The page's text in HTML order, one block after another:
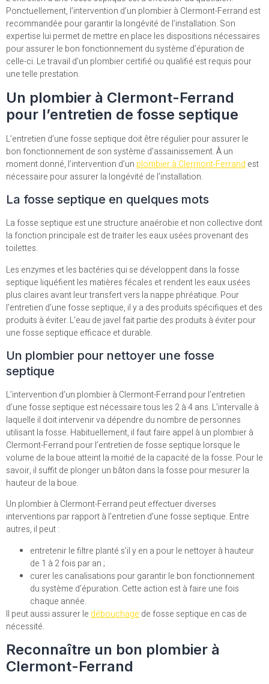
Ponctuellement, l’intervention d’un plombier à Clermont-Ferrand est
recommandée pour garantir la longévité de l’installation. Son
expertise lui permet de mettre en place les dispositions nécessaires
pour assurer le bon fonctionnement du système d’épuration de
celle-ci. Le travail d’un plombier certifié ou qualifié est requis pour
une telle prestation.
Un plombier à Clermont-Ferrand
pour l’entretien de fosse septique
L’entretien d’une fosse septique doit être régulier pour assurer le
bon fonctionnement de son système d’assainissement. À un
moment donné, l’intervention d’un plombier à Clermont-Ferrand est
nécessaire pour assurer la longévité de l’installation.
La fosse septique en quelques mots
La fosse septique est une structure anaérobie et non collective dont
la fonction principale est de traiter les eaux usées provenant des
toilettes.
Les enzymes et les bactéries qui se développent dans la fosse
septique liquéfient les matières fécales et rendent les eaux usées
plus claires avant leur transfert vers la nappe phréatique. Pour
l’entretien d’une fosse septique, il y a des produits spécifiques et des
produits à éviter. L’eau de javel fait partie des produits à éviter pour
une fosse septique efficace et durable.
Un plombier pour nettoyer une fosse
septique
L’intervention d’un plombier à Clermont-Ferrand pour l’entretien
d’une fosse septique est nécessaire tous les 2 à 4 ans. L’intervalle à
laquelle il doit intervenir va dépendre du nombre de personnes
utilisant la fosse. Habituellement, il faut faire appel à un plombier à
Clermont-Ferrand pour l’entretien de fosse septique lorsque le
volume de la boue atteint la moitié de la capacité de la fosse. Pour le
savoir, il suffit de plonger un bâton dans la fosse pour mesurer la
hauteur de la boue.
Un plombier à Clermont-Ferrand peut effectuer diverses
interventions par rapport à l’entretien d’une fosse septique. Entre
autres, il peut :
entretenir le filtre planté s’il y en a pour le nettoyer à hauteur
de 1 à 2 fois par an ;
curer les canalisations pour garantir le bon fonctionnement
du système d’épuration. Cette action est à faire une fois
chaque année.
Il peut aussi assurer le débouchage de fosse septique en cas de
nécessité.
Reconnaître un bon plombier à
Clermont-Ferrand